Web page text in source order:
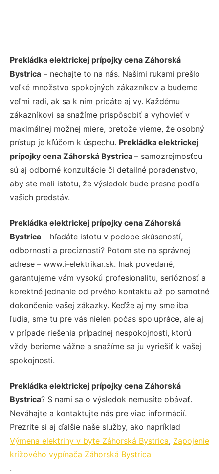
Prekládka elektrickej prípojky cena Záhorská
Bystrica – nechajte to na nás. Našimi rukami prešlo
veľké množstvo spokojných zákazníkov a budeme
veľmi radi, ak sa k nim pridáte aj vy. Každému
zákazníkovi sa snažíme prispôsobiť a vyhovieť v
maximálnej možnej miere, pretože vieme, že osobný
prístup je kľúčom k úspechu. Prekládka elektrickej
prípojky cena Záhorská Bystrica – samozrejmosťou
sú aj odborné konzultácie či detailné poradenstvo,
aby ste mali istotu, že výsledok bude presne podľa
vašich predstáv.
Prekládka elektrickej prípojky cena Záhorská
Bystrica – hľadáte istotu v podobe skúseností,
odbornosti a precíznosti? Potom ste na správnej
adrese – www.i-elektrikar.sk. Inak povedané,
garantujeme vám vysokú profesionalitu, serióznosť a
korektné jednanie od prvého kontaktu až po samotné
dokončenie vašej zákazky. Keďže aj my sme iba
ľudia, sme tu pre vás nielen počas spolupráce, ale aj
v prípade riešenia prípadnej nespokojnosti, ktorú
vždy berieme vážne a snažíme sa ju vyriešiť k vašej
spokojnosti.
Prekládka elektrickej prípojky cena Záhorská
Bystrica? S nami sa o výsledok nemusíte obávať.
Neváhajte a kontaktujte nás pre viac informácií.
Prezrite si aj ďalšie naše služby, ako napríklad
Výmena elektriny v byte Záhorská Bystrica, Zapojenie
krížového vypínača Záhorská Bystrica
.